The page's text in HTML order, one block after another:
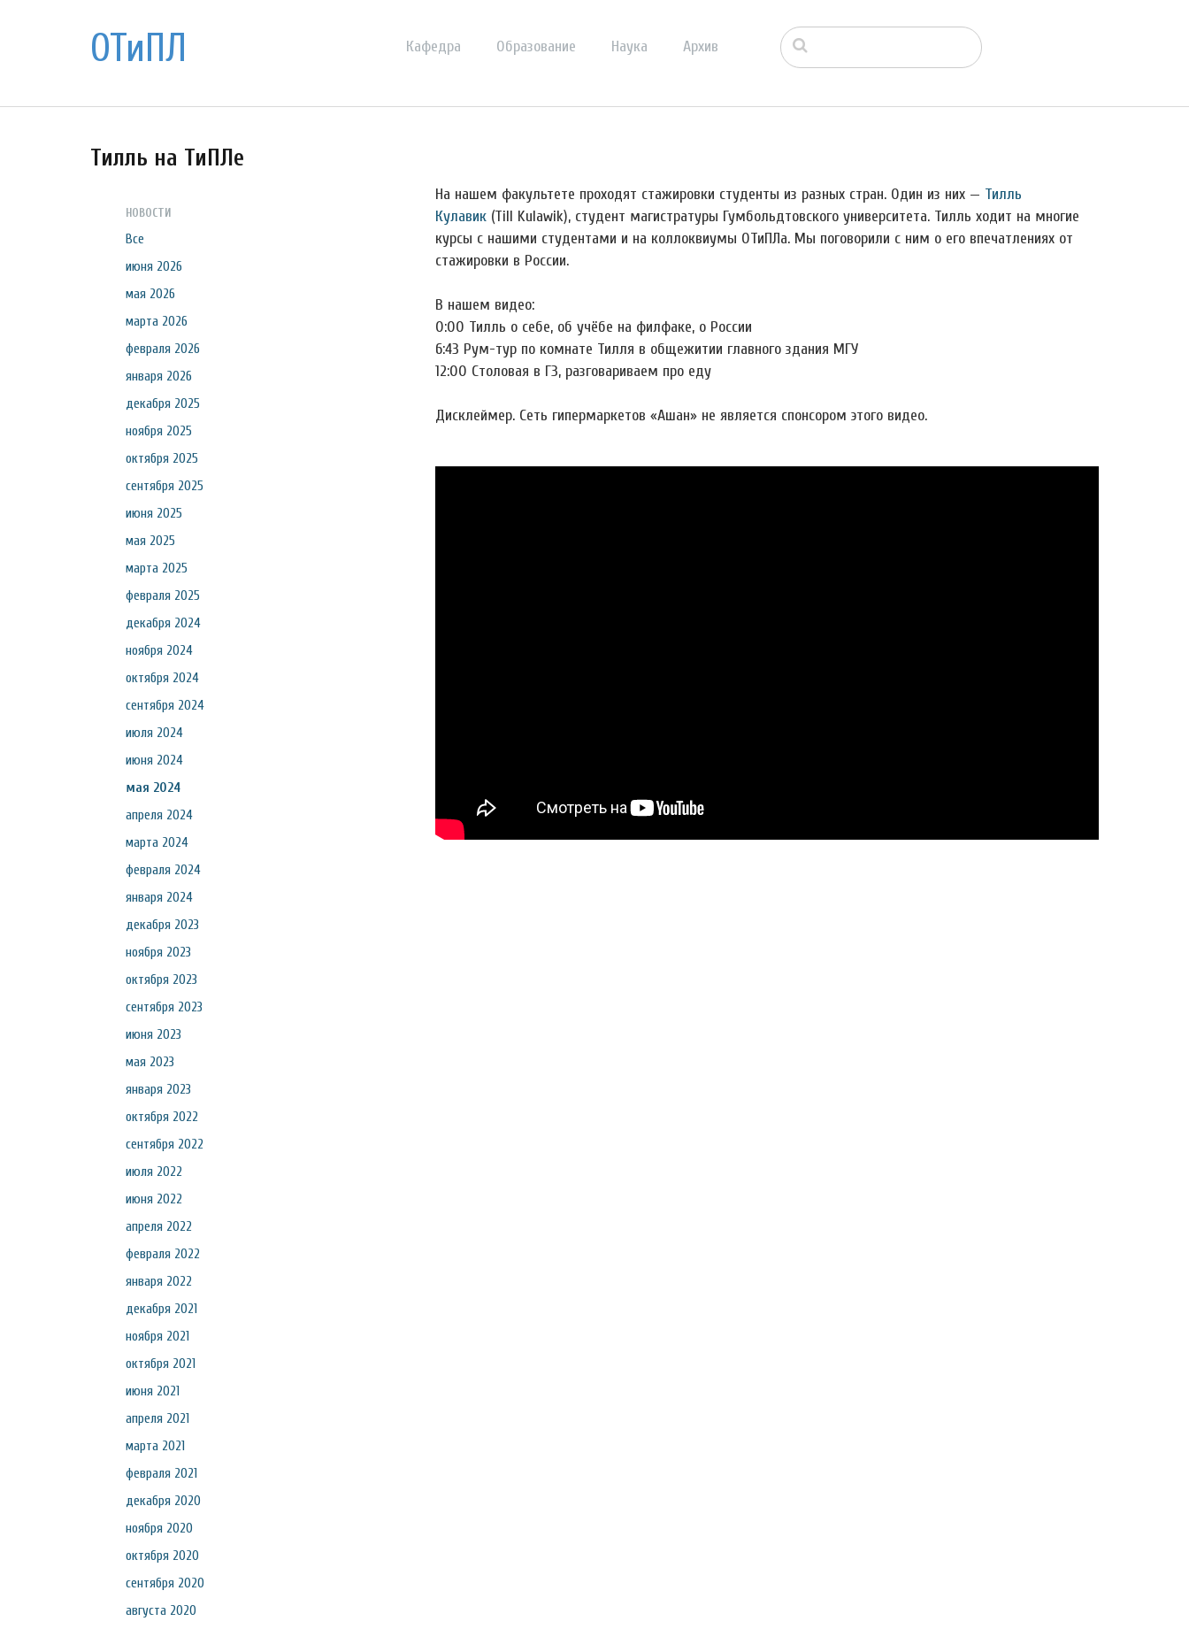
ОТиПЛ Кафедра Образование Наука Архив
Тилль на ТиПЛе
НОВОСТИ
Все
июня 2026
мая 2026
марта 2026
февраля 2026
января 2026
декабря 2025
ноября 2025
октября 2025
сентября 2025
июня 2025
мая 2025
марта 2025
февраля 2025
декабря 2024
ноября 2024
октября 2024
сентября 2024
июля 2024
июня 2024
мая 2024
апреля 2024
марта 2024
февраля 2024
января 2024
декабря 2023
ноября 2023
октября 2023
сентября 2023
июня 2023
мая 2023
января 2023
октября 2022
сентября 2022
июля 2022
июня 2022
апреля 2022
февраля 2022
января 2022
декабря 2021
ноября 2021
октября 2021
июня 2021
апреля 2021
марта 2021
февраля 2021
декабря 2020
ноября 2020
октября 2020
сентября 2020
августа 2020
На нашем факультете проходят стажировки студенты из разных стран. Один из них — Тилль
Кулавик (Till Kulawik), студент магистратуры Гумбольдтовского университета. Тилль ходит на многие
курсы с нашими студентами и на коллоквиумы ОТиПЛа. Мы поговорили с ним о его впечатлениях от
стажировки в России.
В нашем видео:
0:00 Тилль о себе, об учёбе на филфаке, о России
6:43 Рум-тур по комнате Тилля в общежитии главного здания МГУ
12:00 Столовая в ГЗ, разговариваем про еду
Дисклеймер. Сеть гипермаркетов «Ашан» не является спонсором этого видео.